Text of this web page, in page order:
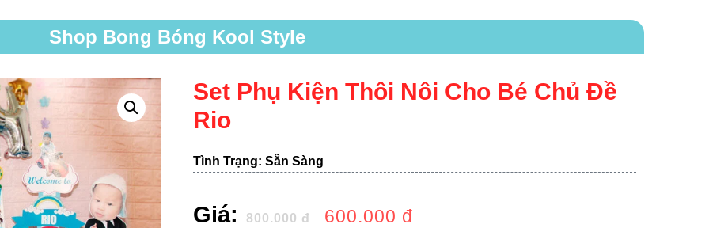
Shop Bong Bóng Kool Style
Set Phụ Kiện Thôi Nôi Cho Bé Chủ Đề
Rio
Tình Trạng: Sẵn Sàng
Giá: 800.000đ 600.000 đ